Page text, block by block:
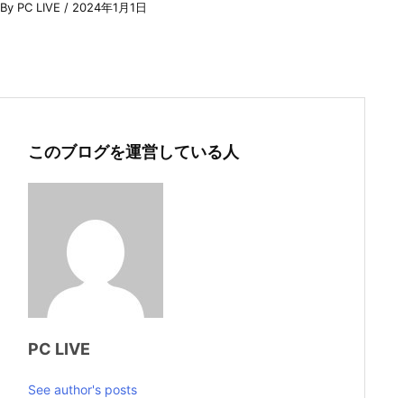
By PC LIVE / 2024年1月1日
このブログを運営している人
PC LIVE
See author's posts